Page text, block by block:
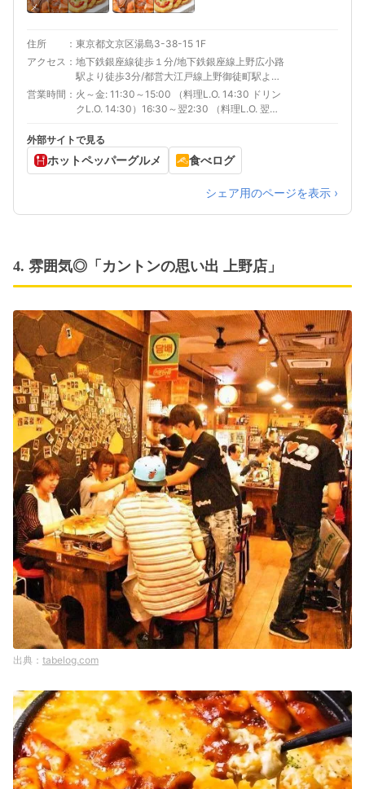
メ
住所
東京都文京区湯島3-38-15 1F
アクセス
地下鉄銀座線徒歩１分/地下鉄銀座線上野広小路
駅より徒歩3分/都営大江戸線上野御徒町駅より
徒歩3分
営業時間
火～金: 11:30～15:00 （料理L.O. 14:30 ドリン
クL.O. 14:30）16:30～翌2:30 （料理L.O. 翌
（料理L.O. 翌2:15 ドリンクL.O. 翌2:15）日:
11:30～翌2:00 （料理L.O. 翌1:30 ドリンクL.O.
翌1:45）
外部サイトで見る
ホットペッパーグルメ 食べログ
シェア用のページを表示 ›
4. 雰囲気◎「カントンの思い出 上野店」
tabelog.com